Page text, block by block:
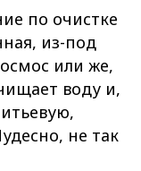
по очистке
из-под
или же,
воду и,
не так